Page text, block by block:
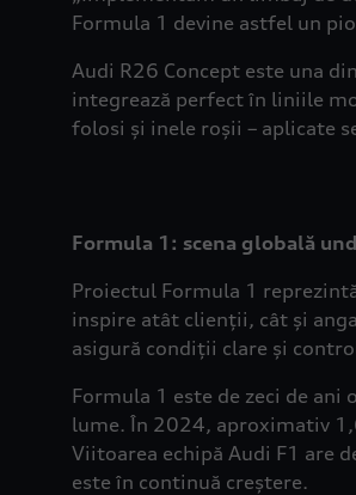
Formula 1 devine astfel un
Audi R26 Concept este una
integrează perfect în liniile
folosi și inele roșii – aplicate
Formula 1: scena globală
Proiectul Formula 1
inspire atât clienții, cât și
asigură condiții clare și
Formula 1 este de zeci de
lume. În 2024, aproximativ
Viitoarea echipă Audi F1 are
este în continuă creștere.